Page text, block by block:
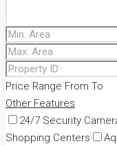
Price Range From To
Other Features
24/7 Security
Shopping Centers